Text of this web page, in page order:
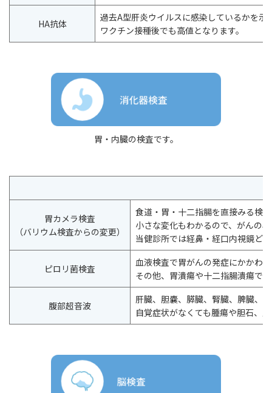
HA抗体
過去A型肝炎ウイルスに感染しているかを示
ワクチン接種後でも高値となります。
胃・内臓の検査です。
胃カメラ検査
（バリウム検査からの変更）
食道・胃・十二指腸を直接みる検
小さな変化もわかるので、がんの
当健診所では経鼻・経口内視鏡ど
ピロリ菌検査
血液検査で胃がんの発症にかかわ
その他、胃潰瘍や十二指腸潰瘍で
腹部超音波
肝臓、胆嚢、膵臓、腎臓、脾臓、
自覚症状がなくても腫瘍や胆石、